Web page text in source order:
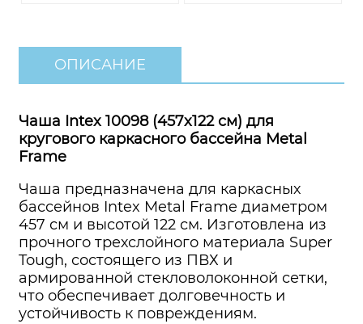
ОПИСАНИЕ
Чаша Intex 10098 (457x122 см) для
кругового каркасного бассейна Metal
Frame
Чаша предназначена для каркасных
бассейнов Intex Metal Frame диаметром
457 см и высотой 122 см. Изготовлена из
прочного трехслойного материала Super
Tough, состоящего из ПВХ и
армированной стекловолоконной сетки,
что обеспечивает долговечность и
устойчивость к повреждениям.